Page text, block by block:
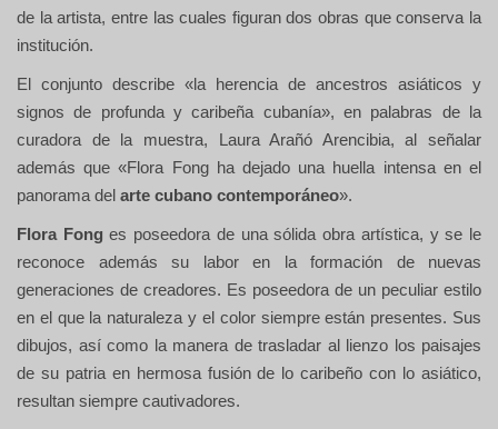
de la artista, entre las cuales figuran dos obras que conserva la
institución.
El conjunto describe «la herencia de ancestros asiáticos y
signos de profunda y caribeña cubanía», en palabras de la
curadora de la muestra, Laura Arañó Arencibia, al señalar
además que «Flora Fong ha dejado una huella intensa en el
panorama del arte cubano contemporáneo».
Flora Fong es poseedora de una sólida obra artística, y se le
reconoce además su labor en la formación de nuevas
generaciones de creadores. Es poseedora de un peculiar estilo
en el que la naturaleza y el color siempre están presentes. Sus
dibujos, así como la manera de trasladar al lienzo los paisajes
de su patria en hermosa fusión de lo caribeño con lo asiático,
resultan siempre cautivadores.